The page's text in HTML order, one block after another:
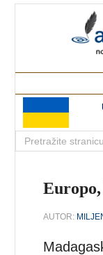
AUTOR: